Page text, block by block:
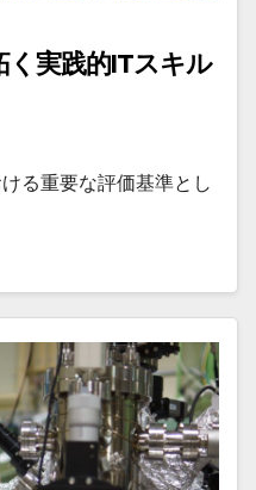
実践的ITスキル
る重要な評価基準とし